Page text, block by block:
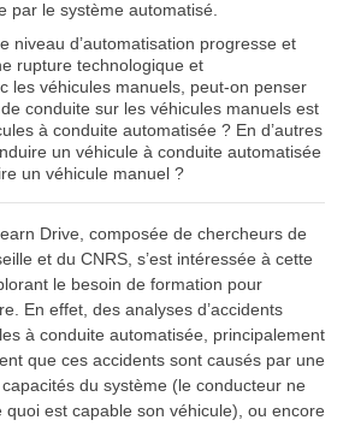
par le système automatisé.
niveau d’automatisation progresse et
rupture technologique et
les véhicules manuels, peut-on penser
conduite sur les véhicules manuels est
à conduite automatisée ? En d’autres
un véhicule à conduite automatisée
un véhicule manuel ?
Drive, composée de chercheurs de
et du CNRS, s’est intéressée à cette
le besoin de formation pour
En effet, des analyses d’accidents
à conduite automatisée, principalement
que ces accidents sont causés par une
du système (le conducteur ne
est capable son véhicule), ou encore